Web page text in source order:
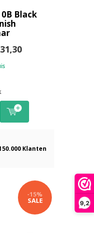
9,2
Black
Klanten
-15%
SALE